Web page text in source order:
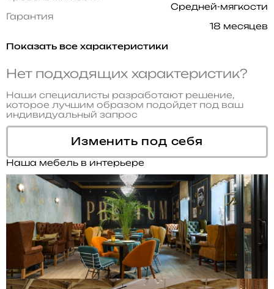
Средней-мягкости
Гарантия
18 месяцев
Показать все характеристики
Нет подходящих характеристик?
Наши специалисты разработают решение,
которое лучшим образом подойдет под ваш
индивидуальный запрос
Изменить под себя
Наша мебель в интерьере